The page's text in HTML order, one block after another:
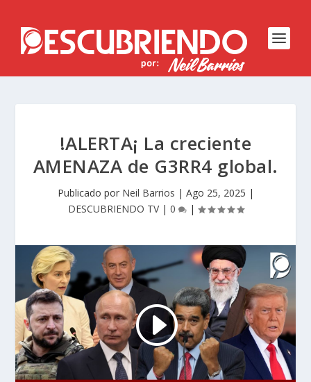
!ALERTA¡ La creciente
AMENAZA de G3RR4 global.
Publicado por Neil Barrios | Ago 25, 2025 |
DESCUBRIENDO TV| 0 |